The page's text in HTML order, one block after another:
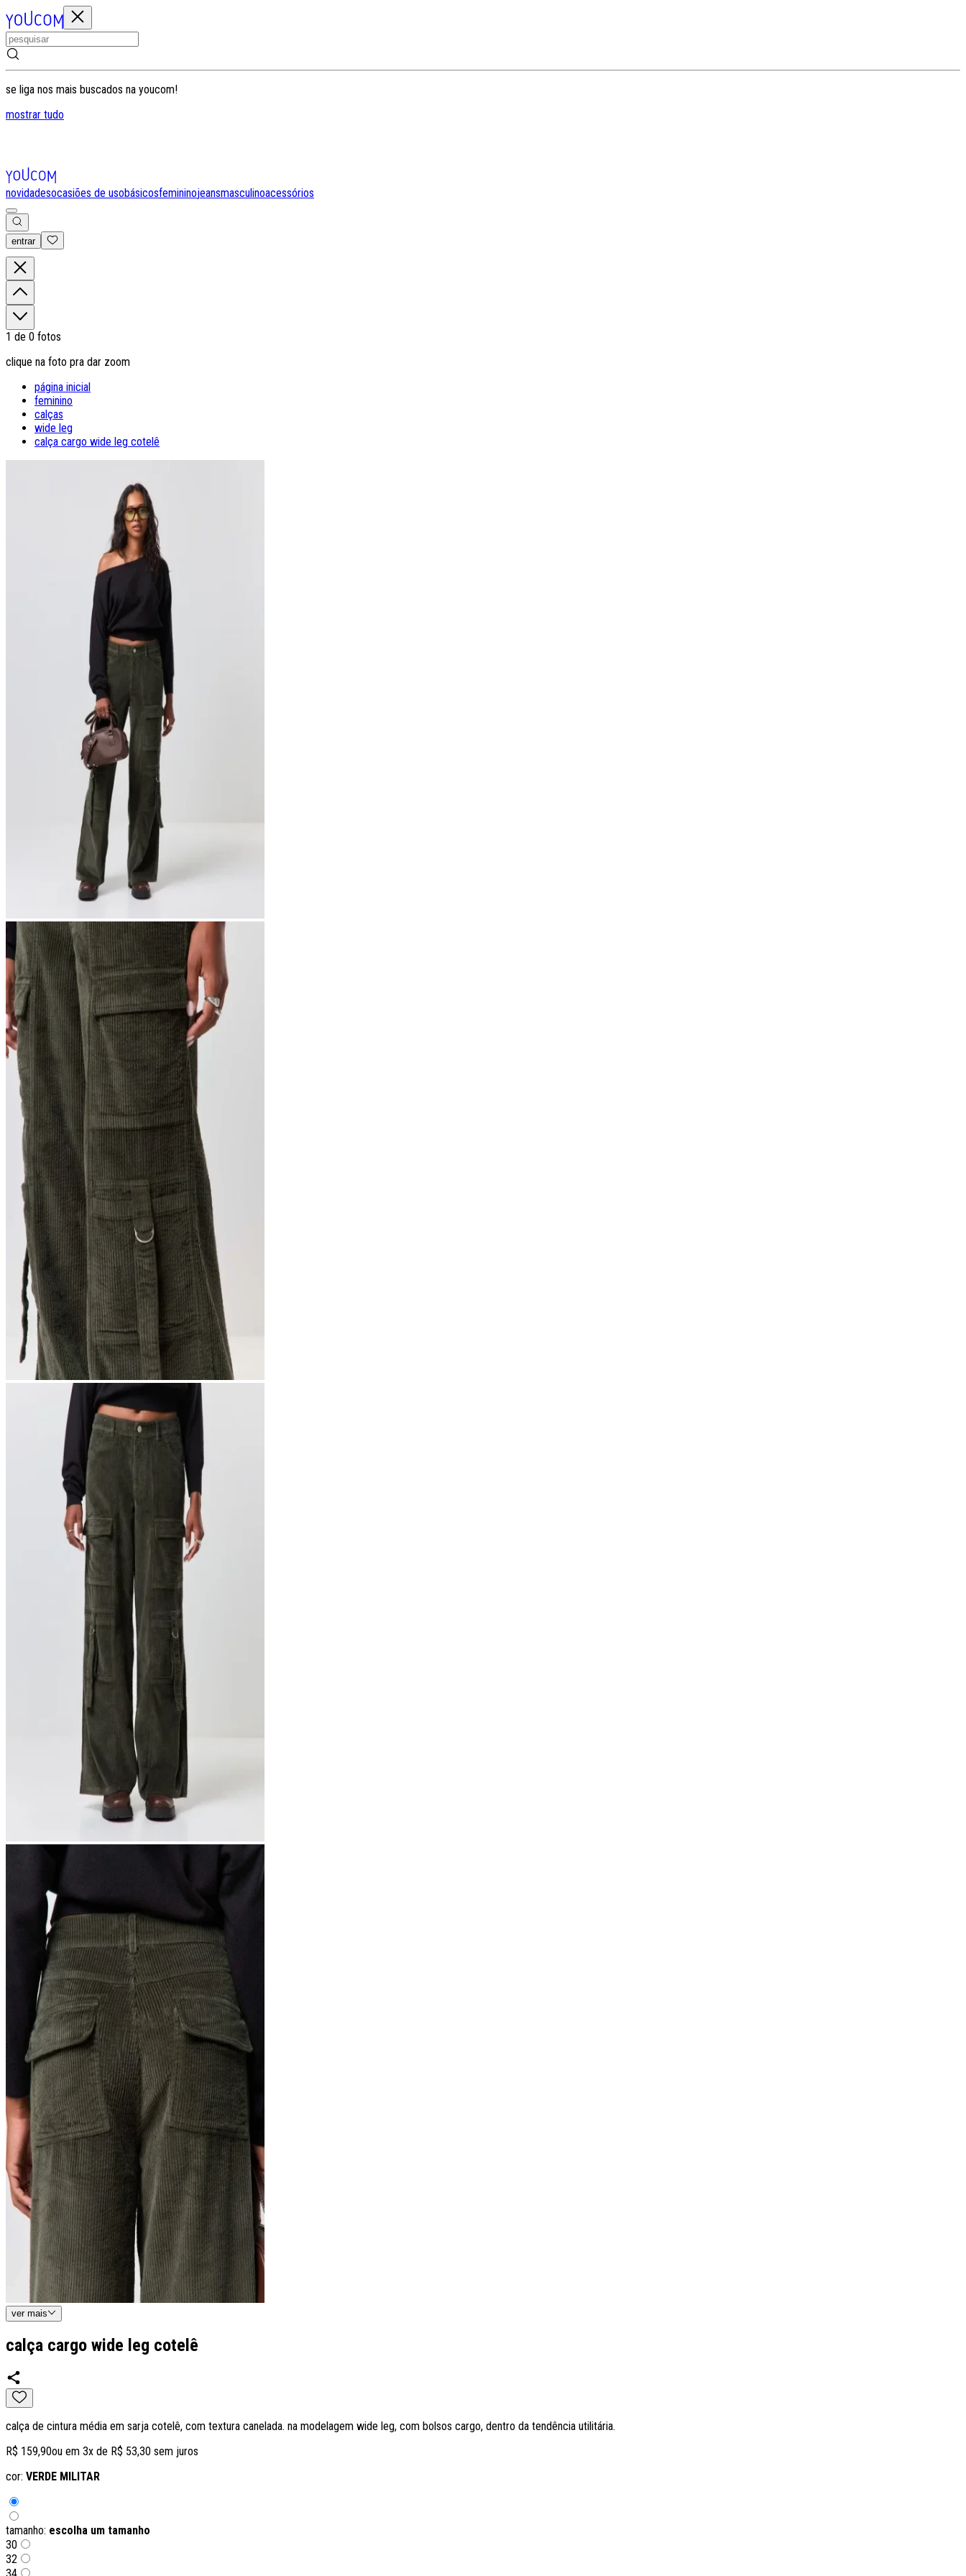
se liga nos mais buscados na youcom!
mostrar tudo
novidadesocasiões de usobásicosfemininojeansmasculinoacessórios
entrar
1 de 0 fotos
clique na foto pra dar zoom
página inicial
feminino
calças
wide leg
calça cargo wide leg cotelê
ver mais
calça cargo wide leg cotelê
calça de cintura média em sarja cotelê, com textura canelada. na modelagem wide leg, com bolsos cargo, dentro da tendência utilitária.
R$ 159,90ou em 3x de R$ 53,30 sem juros
cor: VERDE MILITAR
tamanho: escolha um tamanho
30
32